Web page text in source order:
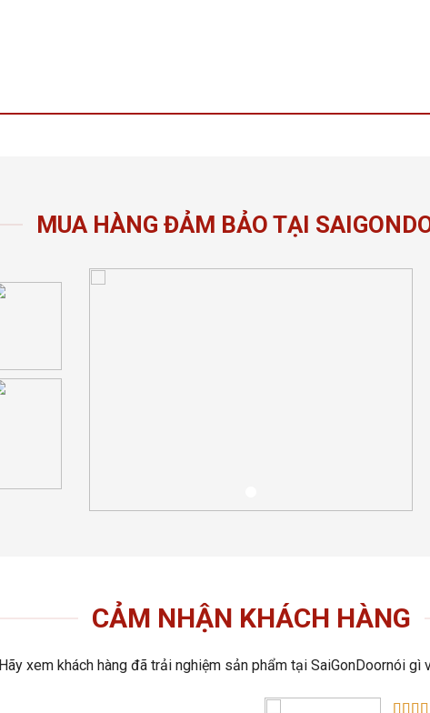
MUA HÀNG ĐẢM BẢO TẠI
CẢM NHẬN KHÁCH HÀNG
Hãy xem khách hàng đã trải nghiệm sản phẩm tại SaiGonDoornói gì